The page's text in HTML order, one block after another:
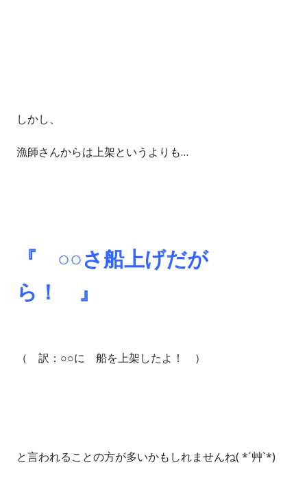
しかし、
漁師さんからは上架というよりも…
『 ○○さ船上げだが
ら！ 』
（ 訳：○○に 船を上架したよ！ ）
と言われることの方が多いかもしれませんね( *´艸`*)